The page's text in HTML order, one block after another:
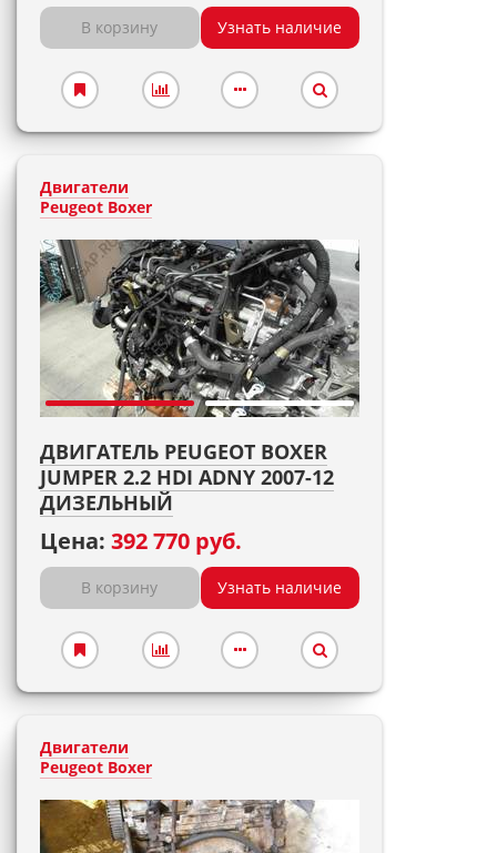
В корзину Узнать наличие
Двигатели
Peugeot Boxer
ДВИГАТЕЛЬ PEUGEOT BOXER
JUMPER 2.2 HDI ADNY 2007-12
ДИЗЕЛЬНЫЙ
Цена: 392 770 руб.
В корзину Узнать наличие
Двигатели
Peugeot Boxer